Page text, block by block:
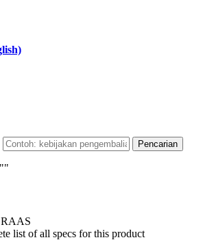
Pencarian
"
list of all specs for this product